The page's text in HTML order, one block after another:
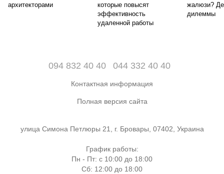
архитекторами
которые повысят
эффективность
удаленной работы
жалюзи?
дилеммы
094 832 40 40 044 332 40 40
Контактная информация
Полная версия сайта
улица Симона Петлюры 21, г. Бровары, 07402, Украина
График работы:
Пн - Пт: с 10:00 до 18:00
Сб: 12:00 до 18:00